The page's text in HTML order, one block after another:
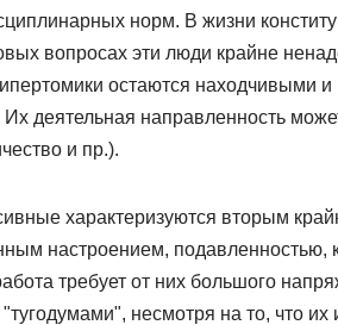
норм. В жизни
вопросах эти люди крайне
остаются находчивыми
деятельная направленность
и пр.).
характеризуются вторым
настроением, подавленностью,
требует от них большого
несмотря на то, что их